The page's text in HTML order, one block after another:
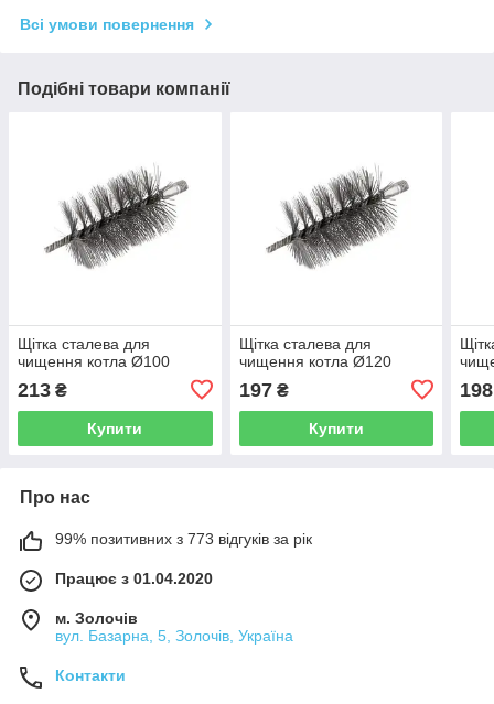
Всі умови повернення
Подібні товари компанії
Щітка сталева для
чищення котла Ø100
213 ₴
Купити
Щітка сталева для
чищення котла Ø120
197₴
Купити
198
Про нас
99% позитивних з 773 відгуків за рік
Працює з 01.04.2020
м. Золочів
вул. Базарна, 5, Золочів, Україна
Контакти